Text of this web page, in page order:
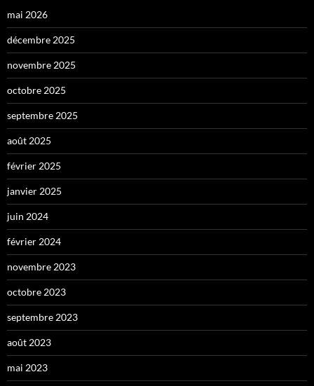
mai 2026
décembre 2025
novembre 2025
octobre 2025
septembre 2025
août 2025
février 2025
janvier 2025
juin 2024
février 2024
novembre 2023
octobre 2023
septembre 2023
août 2023
mai 2023